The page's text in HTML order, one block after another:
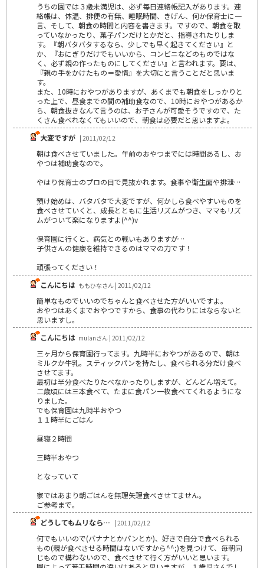
うちの園では３歳未満児は、必ず毎日連絡帳記入があります。連
絡帳は、体温、排便の有無、睡眠時間、きげん、何か保育士に一
言、そして、朝食の時間と内容を書きます。ですので、朝食を取
っていなかったり、菓子パンだけとかだと、指導されたりしま
す。『朝バタバタするなら、少しでも早く起きてください』と
か、『おにぎりだけでもいいから、コンビニなどのものではな
く、必ず親の作ったものにしてください』と言われます。要は、
『親の手をかけたもの＝愛情』を大切にと言うことだと思いま
す。
また、10時におやつがありますが、あくまでも朝食をしっかりと
った上で、昼食までの間の補助食なので、10時におやつがあるか
ら、朝食抜きなんて言うのは、お子さんが可愛そうですので、た
くさん食べれなくてもいいので、朝食は必要だと思いますよ。
大変ですが | 2011/02/12
朝は食べさせていました。午前のおやつまでには時間あるし、お
やつは補助食なので。
やはり保育士のプロの目で見抜かれます。食事や衛生面や排泄…
預け始めは、バタバタで大変ですが、何かしら食べやすいものを
食べさせていくと、成長とともに生活リズムがつき、ママもリズ
ムがついて楽になりますよ(^^)v
保育園に行くと、病気との戦いもありますが…
子供さんの健康を維持できるのはママの力です！
頑張ってください！
こんにちは ももひなさん | 2011/02/12
簡単なものでいいのでちゃんと食べさせた方がいいですよ。
おやつはあくまでおやつですから、食事の代わりにはならないと
思いますし。
こんにちは mulanさん | 2011/02/12
三ヶ月から保育園行ってます。九時半におやつがあるので、朝は
ミルクか牛乳。スティックパンを持たし、食べられる分だけ食べ
させてます。
最初は半分食べたりたべなかったりしますが、どんどん増えて。
二歳頃には三本食べて、たまに食パン一枚食べてくれるようにな
りました。
でも保育園は九時半おやつ
１１時半にごはん
昼寝２時間
三時半おやつ
となっていて
家ではあまり朝ごはんを無理矢理食べさせてません。
ご参考まで。
どうしてもムリなら… | 2011/02/12
何でもいいので(バナナとかパンとか)、好きで自分で食べられる
もの(親が食べさせる時間はないですから^^;)を見つけて、毎朝同
じもので構わないので、食べさせて行く方がいいと思います。